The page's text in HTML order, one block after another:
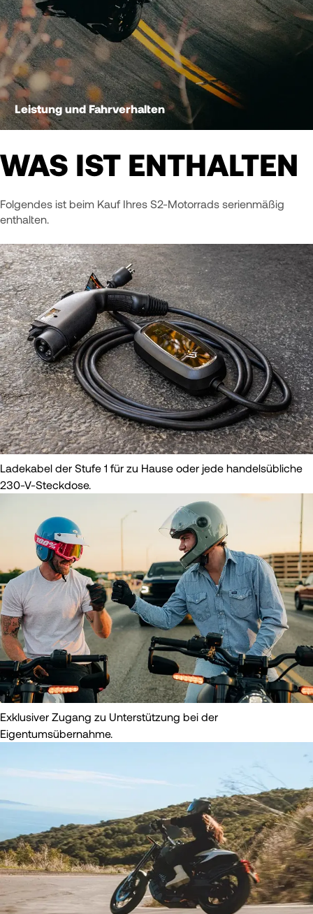
Leistung und Fahrverhalten
WAS IST ENTHALTEN
Folgendes ist beim Kauf Ihres S2-Motorrads serienmäßig
enthalten.
Ladekabel der Stufe 1 für zu Hause oder jede handelsübliche
230-V-Steckdose.
Exklusiver Zugang zu Unterstützung bei der
Eigentumsübernahme.